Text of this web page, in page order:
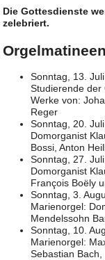
Die Gottesdienste
zelebriert.
Orgelmatineen
Sonntag, 13.
Studierende der
Werke von:
Reger
Sonntag, 20.
Domorganist
Bossi, Anton
Sonntag, 27.
Domorganist
François Boëly
Sonntag, 3.
Marienorgel:
Mendelssohn
Sonntag, 10.
Marienorgel:
Sebastian